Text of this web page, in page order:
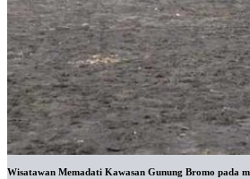
Wisatawan Memadati Kawasan Gunung Bromo pada